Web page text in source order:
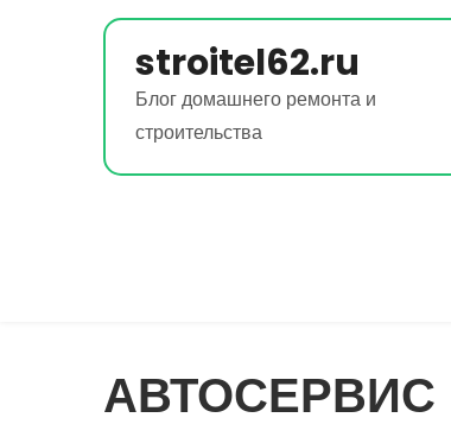
stroitel62.ru
Блог домашнего ремонта и
строительства
АВТОСЕРВИС